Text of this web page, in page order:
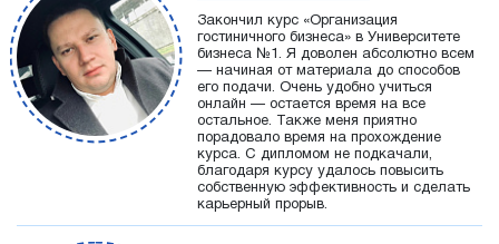
Закончил курс «Организация
гостиничного бизнеса» в Университете
бизнеса №1. Я доволен абсолютно всем
— начиная от материала до способов
его подачи. Очень удобно учиться
онлайн — остается время на все
остальное. Также меня приятно
порадовало время на прохождение
курса. С дипломом не подкачали,
благодаря курсу удалось повысить
собственную эффективность и сделать
карьерный прорыв.